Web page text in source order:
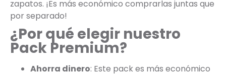
zapatos. ¡Es más económico comprarlas juntas que
por separado!
¿Por qué elegir nuestro
Pack Premium?
Ahorra dinero: Este pack es más económico